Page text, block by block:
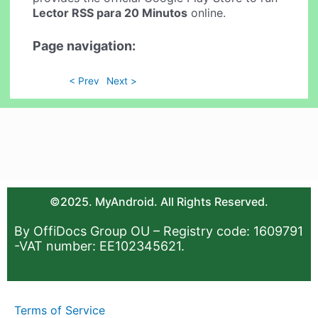
Lector RSS para 20 Minutos online.
Page navigation:
< Prev Next >
©2025. MyAndroid. All Rights Reserved.
By OffiDocs Group OU – Registry code: 1609791
-VAT number: EE102345621.
Terms of Service